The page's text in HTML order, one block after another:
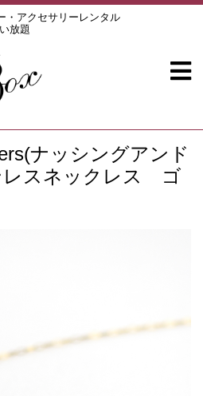
・アクセサリーレンタル
放題
ナッシングアンド
レスネックレス ゴ